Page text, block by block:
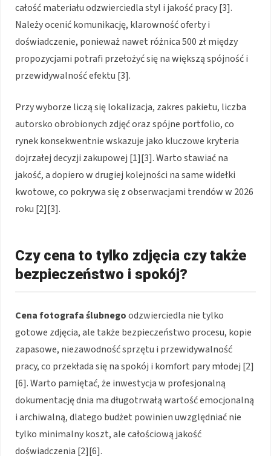
całość materiału odzwierciedla styl i jakość pracy [3].
Należy ocenić komunikację, klarowność oferty i
doświadczenie, ponieważ nawet różnica 500 zł między
propozycjami potrafi przełożyć się na większą spójność i
przewidywalność efektu [3].
Przy wyborze liczą się lokalizacja, zakres pakietu, liczba
autorsko obrobionych zdjęć oraz spójne portfolio, co
rynek konsekwentnie wskazuje jako kluczowe kryteria
dojrzałej decyzji zakupowej [1][3]. Warto stawiać na
jakość, a dopiero w drugiej kolejności na same widełki
kwotowe, co pokrywa się z obserwacjami trendów w 2026
roku [2][3].
Czy cena to tylko zdjęcia czy także
bezpieczeństwo i spokój?
Cena fotografa ślubnegoodzwierciedla nie tylko
gotowe zdjęcia, ale także bezpieczeństwo procesu, kopie
zapasowe, niezawodność sprzętu i przewidywalność
pracy, co przekłada się na spokój i komfort pary młodej [2]
[6]. Warto pamiętać, że inwestycja w profesjonalną
dokumentację dnia ma długotrwałą wartość emocjonalną
i archiwalną, dlatego budżet powinien uwzględniać nie
tylko minimalny koszt, ale całościową jakość
doświadczenia [2][6].